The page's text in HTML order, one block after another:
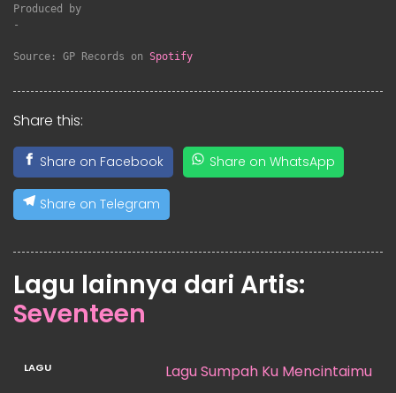
Produced by
-
Source: GP Records on Spotify
Share this:
Share on Facebook Share on WhatsApp
Share on Telegram
Lagu lainnya dari Artis:
Seventeen
Lagu Sumpah Ku Mencintaimu